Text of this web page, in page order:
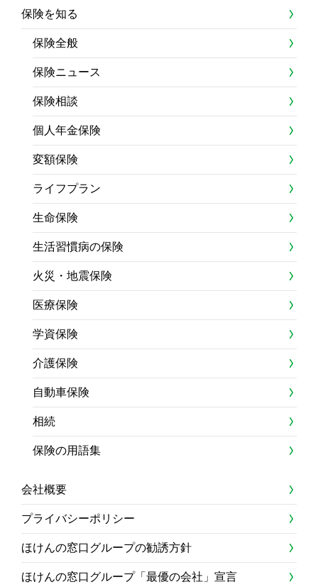
保険を知る
保険全般
保険ニュース
保険相談
個人年金保険
変額保険
ライフプラン
生命保険
生活習慣病の保険
火災・地震保険
医療保険
学資保険
介護保険
自動車保険
相続
保険の用語集
会社概要
プライバシーポリシー
ほけんの窓口グループの勧誘方針
ほけんの窓口グループ「最優の会社」宣言